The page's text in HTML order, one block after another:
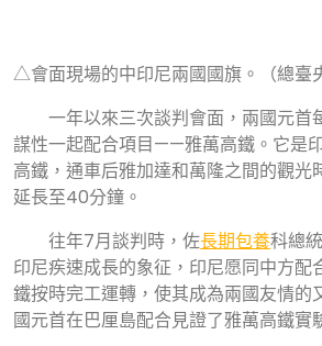
△會面現場的中印尼兩國國旗。（總臺
一年以來三次談判會面，兩國元首
謀性一起配合項目——雅萬高鐵。它是
高鐵，通車后雅加達和萬隆之間的觀光
延長至40分鐘。
往年7月談判時，佐長期包養科總
印尼疾速成長的象征，印尼愿同中方配
鐵按時完工運轉，使其成為兩國友情的
國元首在巴厘島配合見證了雅萬高鐵實